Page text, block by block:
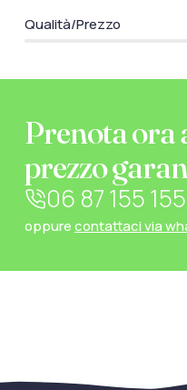
Qualità/Prezzo
Prenota ora
prezzo
06 87 155 155
oppurecontattaci via